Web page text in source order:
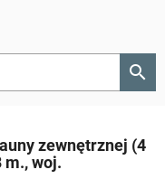
search
zewnętrznej (4
m., woj.